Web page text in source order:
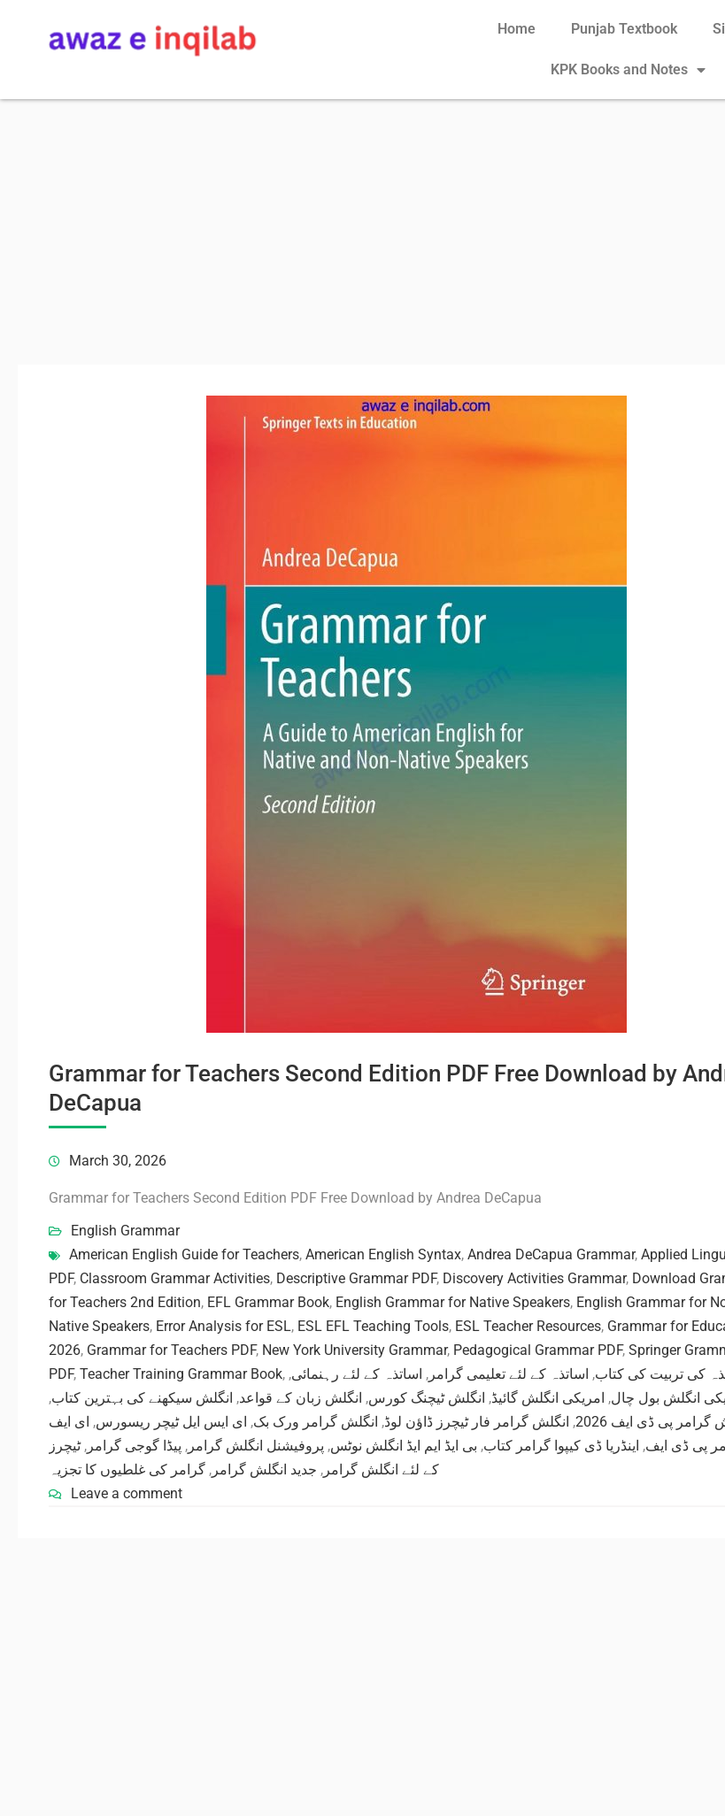
Home Punjab Textbook
KPK Books and Notes
Grammar for Teachers Second Edition PDF Free Download by
DeCapua
March 30, 2026
Grammar for Teachers Second Edition PDF Free Download by Andrea DeCapua
English Grammar
American English Guide for Teachers, American English Syntax, Andrea DeCapua Grammar, Applied
PDF, Classroom Grammar Activities, Descriptive Grammar PDF, Discovery Activities Grammar, Download
for Teachers 2nd Edition, EFL Grammar Book, English Grammar for Native Speakers, English Grammar for
Native Speakers, Error Analysis for ESL, ESL EFL Teaching Tools, ESL Teacher Resources, Grammar for
2026, Grammar for Teachers PDF, New York University Grammar, Pedagogical Grammar PDF, Springer
PDF, Teacher Training Grammar Book, کی تربیت کی کتاب, اساتذہ کے لئے تعلیمی گرامر , اساتذہ کے لئے رہنمائی,
انگلش بول چال, امریکی انگلش گائیڈ, انگلش ٹیچنگ کورس, انگلش زبان کے قواعد, انگلش سیکھنے کی بہترین کتاب,
گرامر پی ڈی ایف 2026
, انگلش گرامر فار ٹیچرز ڈاؤن لوڈ, انگلش گرامر ورک بک, ای ایس ایل ٹیچر ریسورس, ای ایف
پی ڈی ایف, اینڈریا ڈی کیپوا گرامر کتاب, بی ایڈ ایم ایڈ انگلش نوٹس, پروفیشنل انگلش گرامر , پیڈا گوجی گرامر ,ٹیچرز
کے لئے انگلش گرامر , جدید انگلش گرامر , گرامر کی غلطیوں کا تجزیہ
Leave a comment